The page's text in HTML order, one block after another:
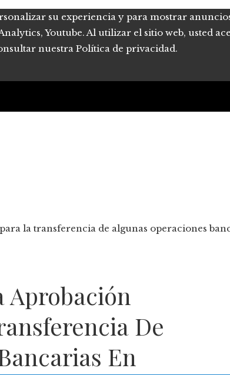
su experiencia y para mostrar
Youtube. Al utilizar el sitio web, usted
nuestra Política de privacidad.
la transferencia de algunas operaciones
Aprobación
De
En